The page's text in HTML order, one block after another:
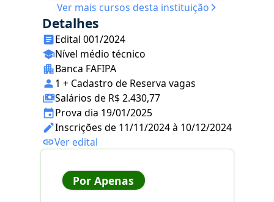
Ver mais cursos desta instituição
Detalhes
Edital 001/2024
Nível médio técnico
Banca FAFIPA
1 + Cadastro de Reserva vagas
Salários de R$ 2.430,77
Prova dia 19/01/2025
Inscrições de 11/11/2024 à 10/12/2024
Ver edital
Por Apenas